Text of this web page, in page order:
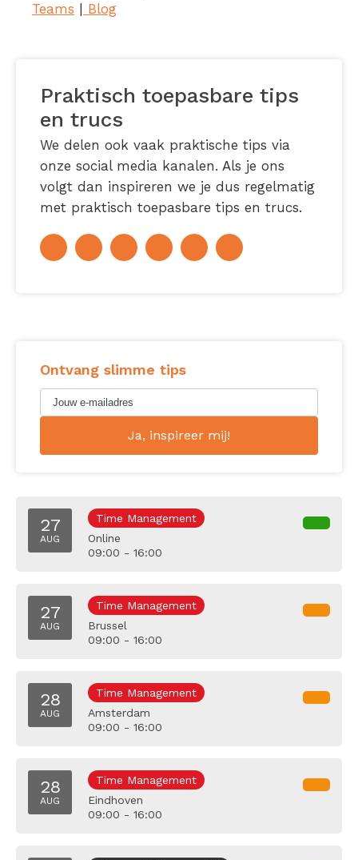
Teams
Blog
Praktisch toepasbare tips
en trucs
We delen ook vaak praktische tips via
onze social media kanalen. Als je ons
volgt dan inspireren we je dus regelmatig
met praktisch toepasbare tips en trucs.
Ontvang slimme tips
27
AUG
Time Management
Online
09:00 - 16:00
27
AUG
Time Management
Brussel
09:00 - 16:00
28
AUG
Time Management
Amsterdam
09:00 - 16:00
28
AUG
Time Management
Eindhoven
09:00 - 16:00